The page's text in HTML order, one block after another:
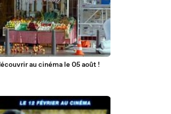
au cinéma le 05 août !